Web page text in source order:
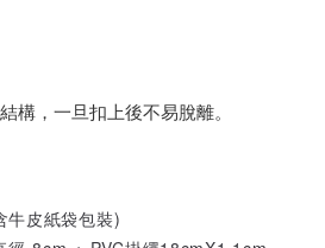
，一旦扣上後不易脫離。
牛皮紙袋包裝)